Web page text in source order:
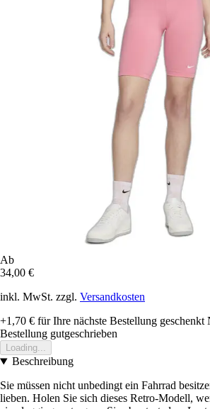
Ab
34,00 €
inkl. MwSt. zzgl. Versandkosten
+1,70 € für Ihre nächste Bestellung geschenkt
Bestellung gutgeschrieben
Loading...
Beschreibung
Sie müssen nicht unbedingt ein Fahrrad
lieben. Holen Sie sich dieses Retro-Modell,